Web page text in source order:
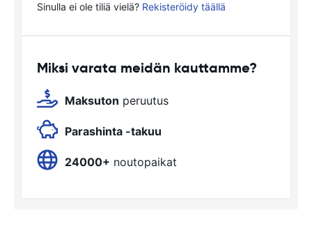
Sinulla ei ole tiliä vielä? Rekisteröidy täällä
Miksi varata meidän kauttamme?
Maksuton peruutus
Parashinta -takuu
24000+ noutopaikat